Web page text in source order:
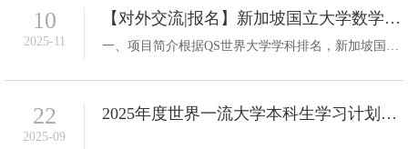
10
2025-11
【对外交流|报名】新加坡国立大学数学系本硕3+2项目申请通知（2026秋季入学）
一、项目简介根据QS世界大学学科排名，新加坡国立大学数学系位列亚洲大学之首，并跻身全球顶尖行列。新国立数学系提供多元且充满活力的数学科学研究生项目，教研团队的研究覆盖当代数学所有主要领域。与多所顶尖高校合作开设数学专业硕士（联合培养）项目，即3+2本硕联培项目。该项目为合作院校学生专项开设，采用课程培养模式。 二、招生对象3+2联培项目招生对象为大三学生。学生需在本校完成前三年的本科学习，若被录取后前...
22
2025-09
2025年度世界一流大学本科生学习计划——耶鲁大学暑期科研项目